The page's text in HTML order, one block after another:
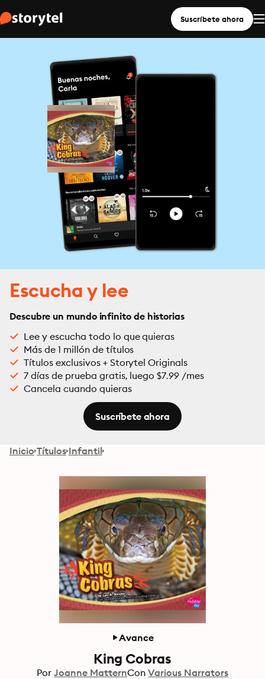
Suscríbete ahora
Escucha y lee
Descubre un mundo infinito de historias
Lee y escucha todo lo que quieras
Más de 1 millón de títulos
Títulos exclusivos + Storytel Originals
7 días de prueba gratis, luego $7.99 /mes
Cancela cuando quieras
Suscríbete ahora
Inicio Títulos Infantil
Avance
King Cobras
Por Joanne MatternCon Various Narrators